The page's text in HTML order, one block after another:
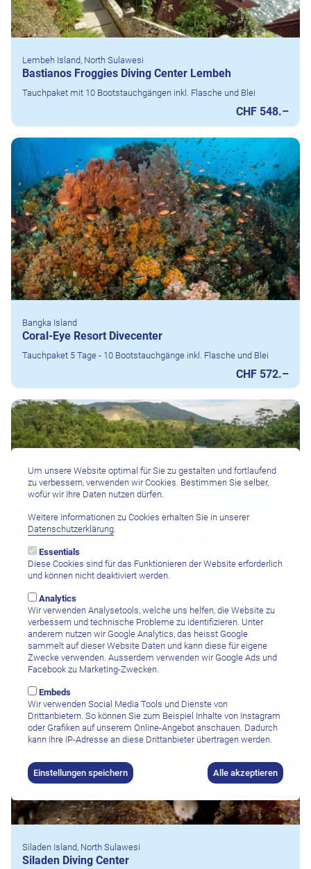
Lembeh Island, North Sulawesi
Bastianos Froggies Diving Center Lembeh
Tauchpaket mit 10 Bootstauchgängen inkl. Flasche und Blei
CHF 548.–
Bangka Island
Coral-Eye Resort Divecenter
Tauchpaket 5 Tage - 10 Bootstauchgänge inkl. Flasche und Blei
CHF 572.–
Critters at Lembeh Resort
Tauchpaket mit 10 Bootstauchgängen inkl. Flasche und Blei
CHF 572.–
Siladen Island, North Sulawesi
Siladen Diving Center
Um unsere Website optimal für Sie zu gestalten und fortlaufend
zu verbessern, verwenden wir Cookies. Bestimmen Sie selber,
wofür wir Ihre Daten nutzen dürfen.
Weitere Informationen zu Cookies erhalten Sie in unserer
Datenschutzerklärung
Essentials
Diese Cookies sind für das Funktionieren der Website erforderlich
und können nicht deaktiviert werden.
Analytics
Wir verwenden Analysetools, welche uns helfen, die Website zu
verbessern und technische Probleme zu identifizieren. Unter
anderem nutzen wir Google Analytics, das heisst Google
sammelt auf dieser Website Daten und kann diese für eigene
Zwecke verwenden. Ausserdem verwenden wir Google Ads und
Facebook zu Marketing-Zwecken.
Embeds
Wir verwenden Social Media Tools und Dienste von
Drittanbietern. So können Sie zum Beispiel Inhalte von Instagram
oder Grafiken auf unserem Online-Angebot anschauen. Dadurch
kann Ihre IP-Adresse an diese Drittanbieter übertragen werden.
Einstellungen speichern Alle akzeptieren